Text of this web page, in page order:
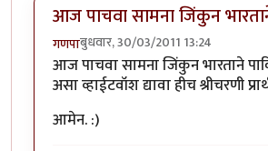
आज पाचवा सामना जिंकुन
गणपाबुधवार, 30/03/2011 13:24
आज पाचवा सामना जिंकुन भारताने
असा व्हाईटवॉश द्यावा हीच श्रीचरणी
आमेन. :)